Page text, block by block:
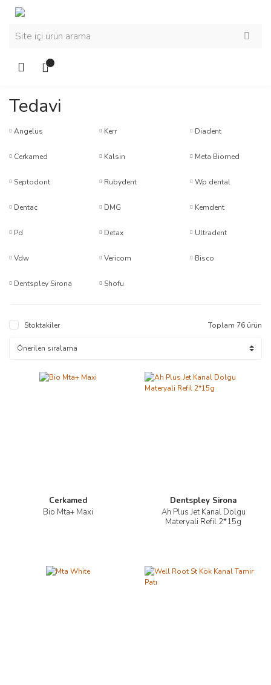
Tedavi
Angelus Kerr Diadent
Cerkamed Kalsin Meta Biomed
Septodont Rubydent Wp dental
Dentac DMG Kemdent
Pd Detax Ultradent
Vdw Vericom Bisco
Dentspley Sirona Shofu
Stoktakiler Toplam 76 ürün
Cerkamed
Bio Mta+ Maxi
Dentspley Sirona
Ah Plus Jet Kanal Dolgu
Materyali Refil 2*15g